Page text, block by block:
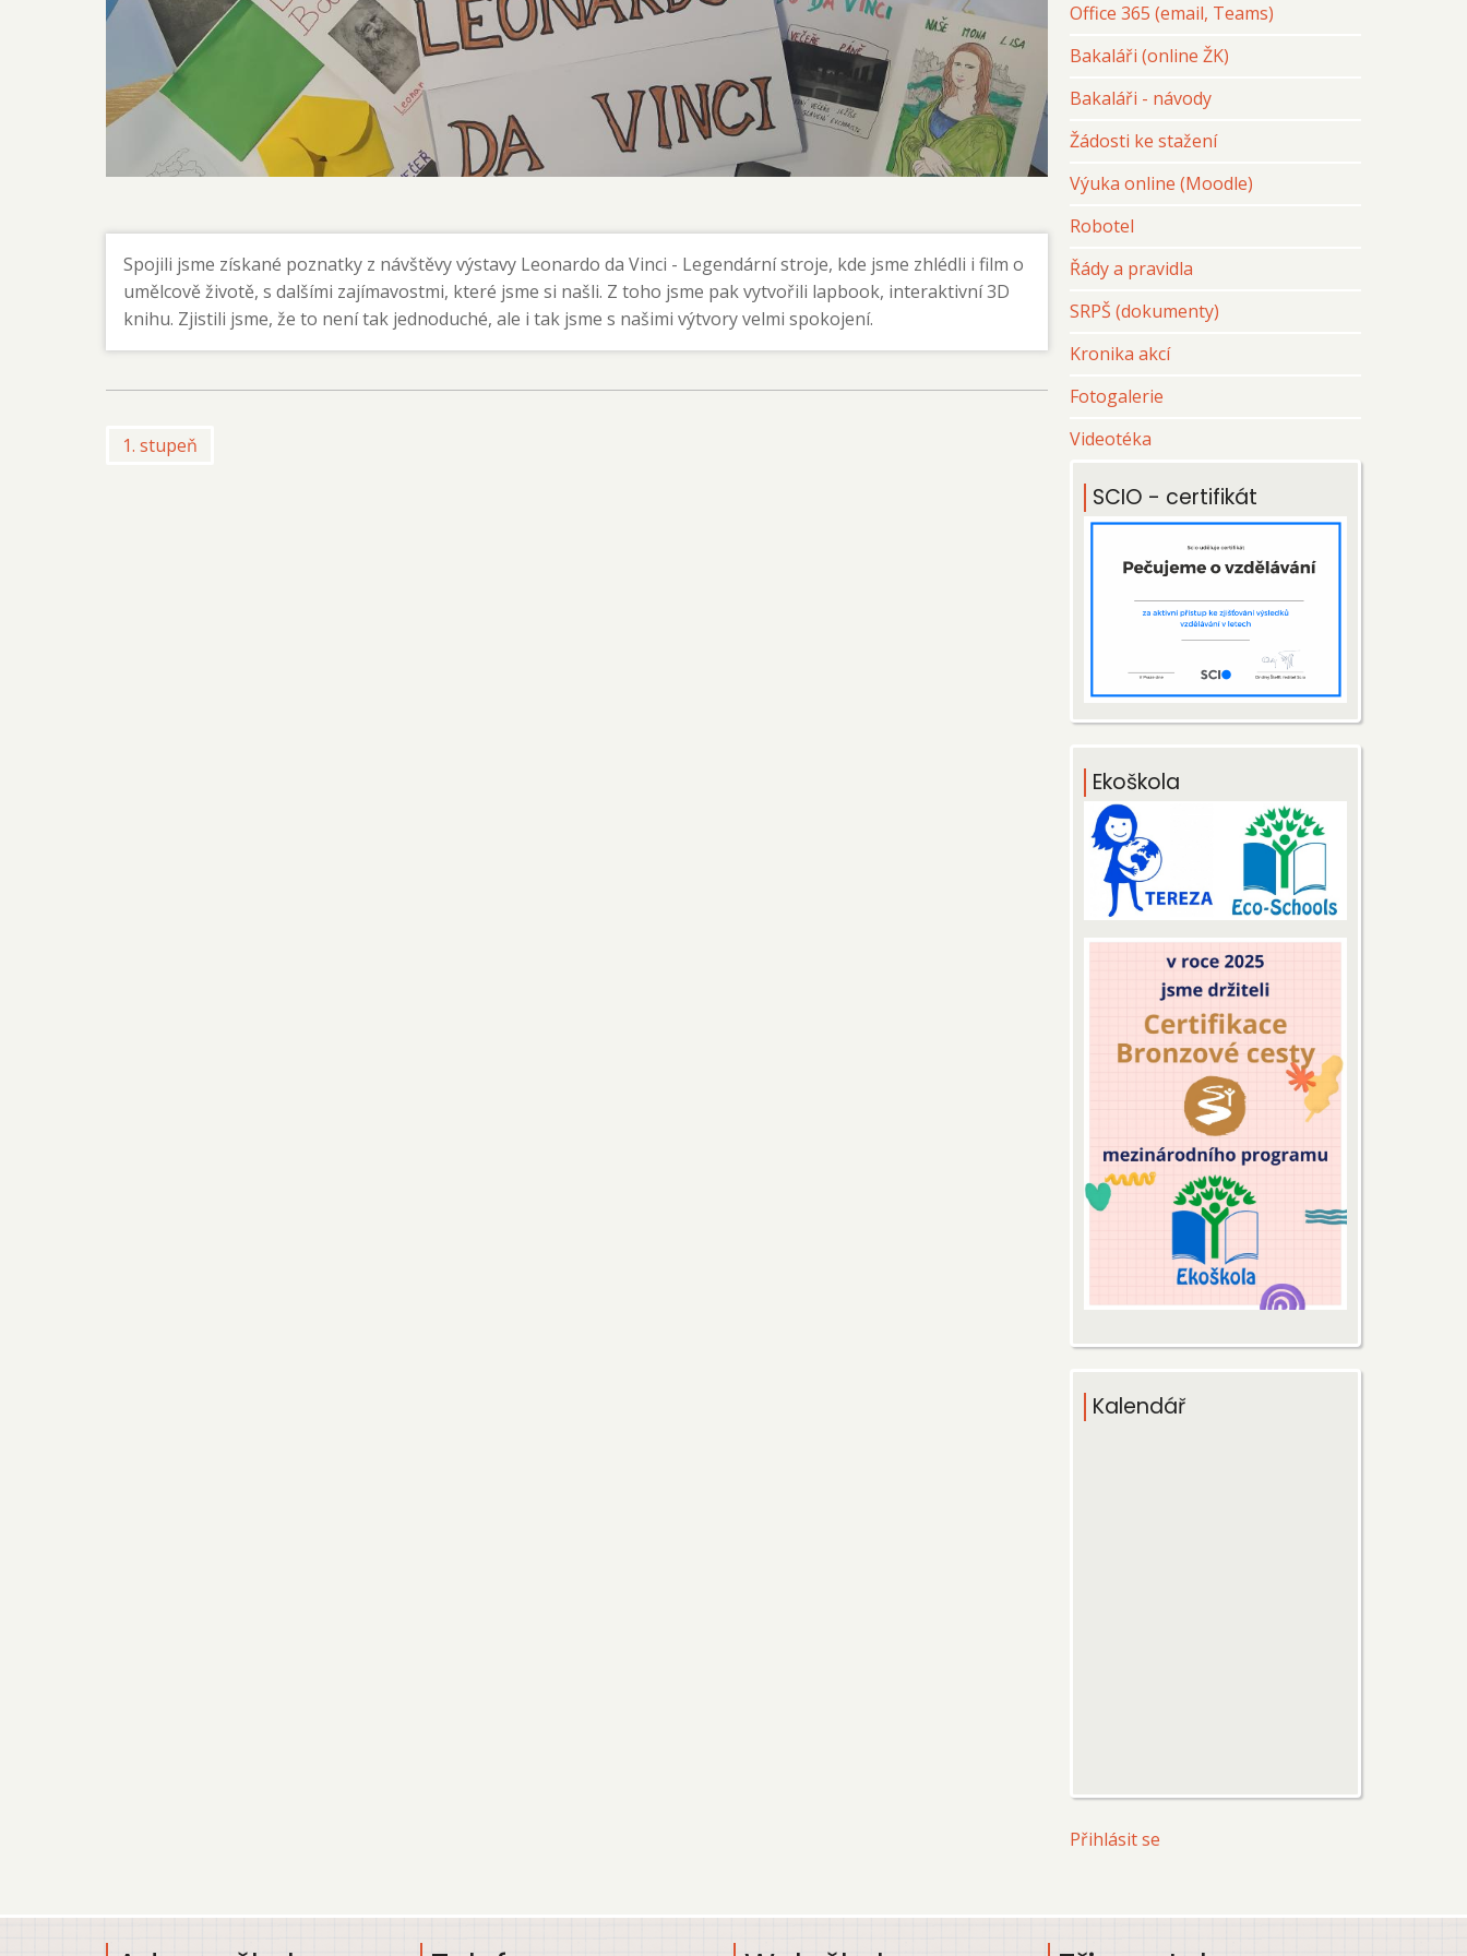
Spojili jsme získané poznatky z návštěvy výstavy Leonardo da Vinci - Legendární stroje, kde jsme zhlédli i film o
umělcově životě, s dalšími zajímavostmi, které jsme si našli. Z toho jsme pak vytvořili lapbook, interaktivní 3D
knihu. Zjistili jsme, že to není tak jednoduché, ale i tak jsme s našimi výtvory velmi spokojení.
1. stupeň
Office 365 (email, Teams)
Bakaláři (online ŽK)
Bakaláři - návody
Žádosti ke stažení
Výuka online (Moodle)
Robotel
Řády a pravidla
SRPŠ (dokumenty)
Kronika akcí
Fotogalerie
Videotéka
SCIO - certifikát
Ekoškola
Kalendář
User
Přihlásit se